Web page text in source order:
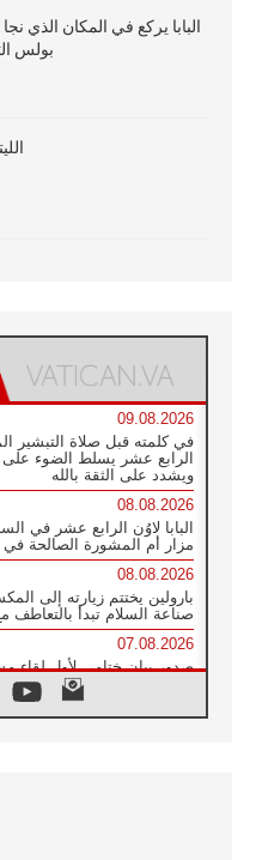
البابا يركع في المكان الذي نجا
بولس
09.08.2026
في كلمته قبل صلاة التبشير
الرابع عشر يسلط الضوء على
ويشدد على الثقة بالله
08.08.2026
البابا لاوُن الرابع عشر في
مزار أم المشورة الصالحة في
08.08.2026
بارولين يختتم زيارته إلى
صناعة السلام تبدأ بالتعاطف
07.08.2026
صدور بيان ختامي لأول
بمشاركة الدائرة الفاتيكانية
07.08.2026